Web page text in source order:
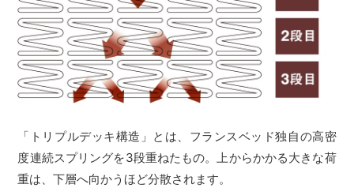
「トリプルデッキ構造」とは、フランスベッド独自の高密
度連続スプリングを3段重ねたもの。上からかかる大きな荷
重は、下層へ向かうほど分散されます。